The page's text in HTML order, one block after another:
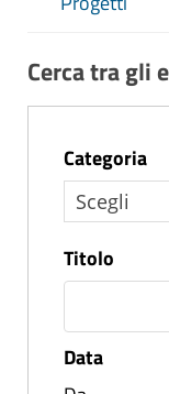
Cerca tra gli
Categoria
Titolo
Data